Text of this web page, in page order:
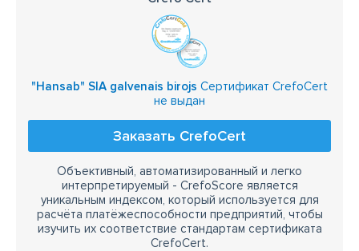
"Hansab" SIA galvenais birojs Сертификат CrefoCert
не выдан
Заказать CrefoCert
Объективный, автоматизированный и легко
интерпретируемый - CrefoScore является
уникальным индексом, который используется для
расчёта платёжеспособности предприятий, чтобы
изучить их соответствие стандартам сертификата
CrefoCert.